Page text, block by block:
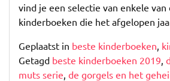
vind je een selectie van enkele van
kinderboeken die het afgelopen
Geplaatst in beste kinderboeken
Getagd beste kinderboeken 2019
muts serie de gorgels en het